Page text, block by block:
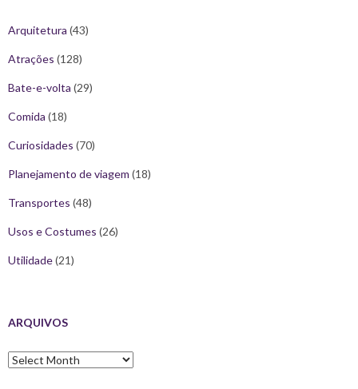
Arquitetura (43)
Atrações (128)
Bate-e-volta (29)
Comida (18)
Curiosidades (70)
Planejamento de viagem (18)
Transportes (48)
Usos e Costumes (26)
Utilidade(21)
ARQUIVOS
Arquivos